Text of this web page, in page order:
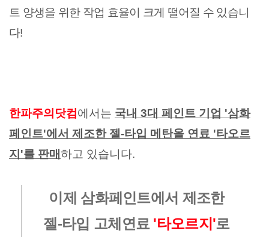
트 양생을 위한 작업 효율이 크게 떨어질 수 있습니
다!
한파주의닷컴 에서는 국내 3대 페인트 기업 '삼화
페인트'에서 제조한 젤-타입 메탄올 연료 '타오르
지'를 판매하고 있습니다.
이제 삼화페인트에서 제조한
젤-타입 고체연료 '타오르지'로